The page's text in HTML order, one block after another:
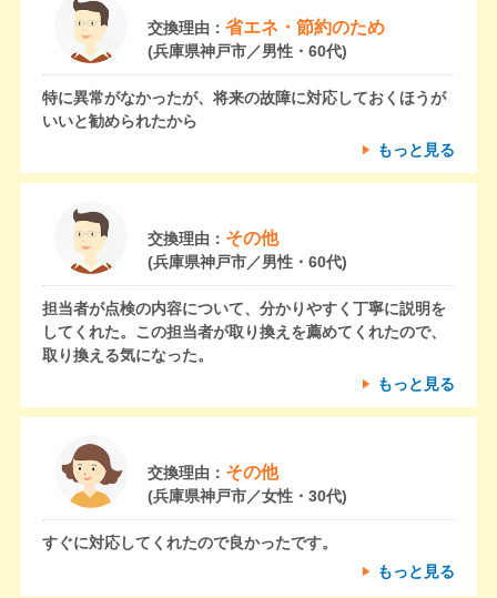
交換理由： 省エネ・節約のため
(兵庫県神戸市／男性・60代)
特に異常がなかったが、将来の故障に対応しておくほうが
いいと勧められたから
もっと見る
交換理由： その他
(兵庫県神戸市／男性・60代)
担当者が点検の内容について、分かりやすく丁寧に説明を
してくれた。この担当者が取り換えを薦めてくれたので、
取り換える気になった。
もっと見る
交換理由： その他
(兵庫県神戸市／女性・30代)
すぐに対応してくれたので良かったです。
もっと見る